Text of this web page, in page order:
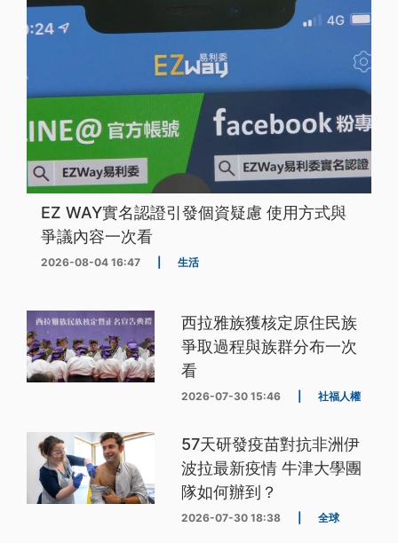
EZ WAY實名認證引發個資疑慮 使用方式與
爭議內容一次看
2026-08-04 16:47 生活
西拉雅族獲核定原住民族
爭取過程與族群分布一次
看
2026-07-30 15:46 社福人權
57天研發疫苗對抗非洲伊
波拉最新疫情 牛津大學團
隊如何辦到？
2026-07-30 18:38 全球